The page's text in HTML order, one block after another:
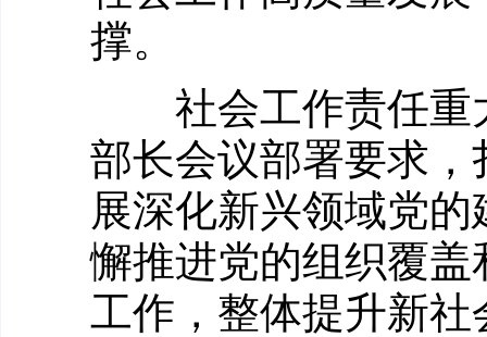
撑。
社会工作责任重
部长会议部署要求
展深化新兴领域党
懈推进党的组织覆
工作，整体提升新